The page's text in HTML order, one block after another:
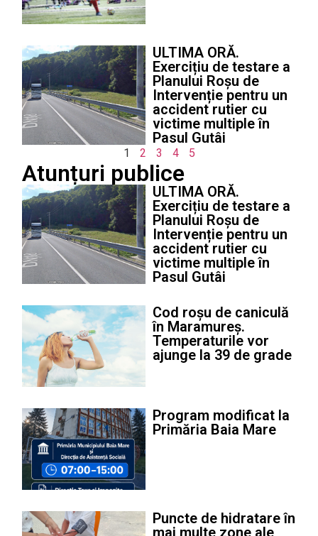
ULTIMA ORĂ.
Exercițiu de testare a
Planului Roșu de
Intervenție pentru un
accident rutier cu
victime multiple în
Pasul Gutâi
1 2 3 4 5
Atunțuri publice
ULTIMA ORĂ.
Exercițiu de testare a
Planului Roșu de
Intervenție pentru un
accident rutier cu
victime multiple în
Pasul Gutâi
Cod roșu de caniculă
în Maramureș.
Temperaturile vor
ajunge la 39 de grade
Program modificat la
Primăria Baia Mare
Puncte de hidratare în